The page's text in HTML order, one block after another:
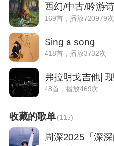
169首，播放720979次
Sing a song
418首，播放3732次
48首，播放469次
收藏的歌单(115)